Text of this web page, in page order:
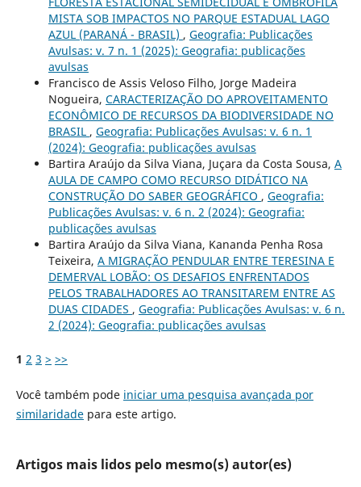
MISTA SOB IMPACTOS NO PARQUE ESTADUAL LAGO
AZUL (PARANÁ - BRASIL) , Geografia: Publicações
Avulsas: v. 7 n. 1 (2025): Geografia: publicações
avulsas
Francisco de Assis Veloso Filho, Jorge Madeira
Nogueira, CARACTERIZAÇÃO DO APROVEITAMENTO
ECONÔMICO DE RECURSOS DA BIODIVERSIDADE NO
BRASIL , Geografia: Publicações Avulsas: v. 6 n. 1
(2024): Geografia: publicações avulsas
Bartira Araújo da Silva Viana, Juçara da Costa Sousa, A
AULA DE CAMPO COMO RECURSO DIDÁTICO NA
CONSTRUÇÃO DO SABER GEOGRÁFICO , Geografia:
Publicações Avulsas: v. 6 n. 2 (2024): Geografia:
publicações avulsas
Bartira Araújo da Silva Viana, Kananda Penha Rosa
Teixeira, A MIGRAÇÃO PENDULAR ENTRE TERESINA E
DEMERVAL LOBÃO: OS DESAFIOS ENFRENTADOS
PELOS TRABALHADORES AO TRANSITAREM ENTRE AS
DUAS CIDADES , Geografia: Publicações Avulsas: v. 6 n.
2 (2024): Geografia: publicações avulsas
1 2 3 > >>
Você também pode iniciar uma pesquisa avançada por
similaridadepara este artigo.
Artigos mais lidos pelo mesmo(s) autor(es)